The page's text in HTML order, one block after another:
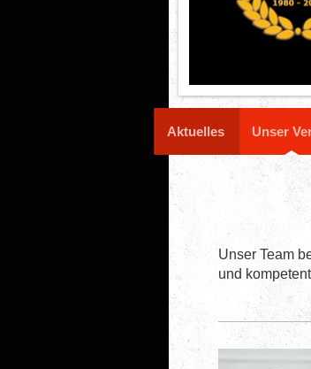
Aktuelles Unser
Unser Team
und